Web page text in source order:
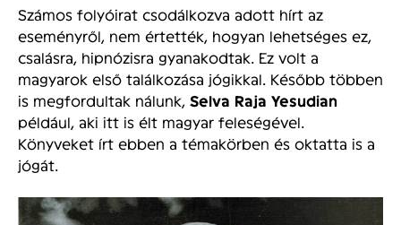
Számos folyóirat csodálkozva adott hírt az
eseményről, nem értették, hogyan lehetséges ez,
csalásra, hipnózisra gyanakodtak. Ez volt a
magyarok első találkozása jógikkal. Később többen
is megfordultak nálunk, Selva Raja Yesudian
például, aki itt is élt magyar feleségével.
Könyveket írt ebben a témakörben és oktatta is a
jógát.